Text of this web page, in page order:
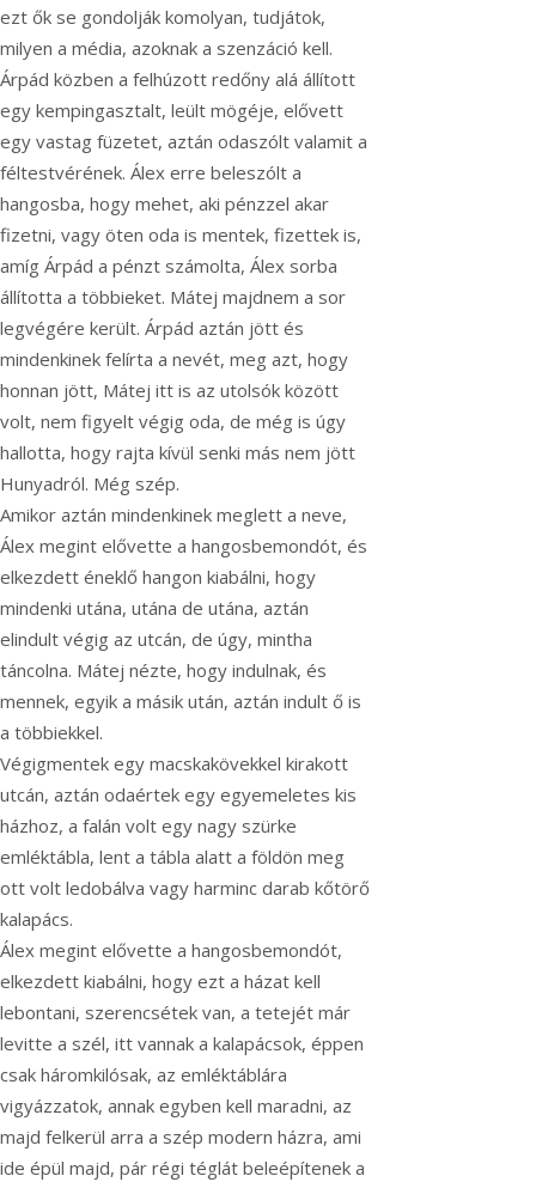
ezt ők se gondolják komolyan, tudjátok,
milyen a média, azoknak a szenzáció kell.
Árpád közben a felhúzott redőny alá állított
egy kempingasztalt, leült mögéje, elővett
egy vastag füzetet, aztán odaszólt valamit a
féltestvérének. Álex erre beleszólt a
hangosba, hogy mehet, aki pénzzel akar
fizetni, vagy öten oda is mentek, fizettek is,
amíg Árpád a pénzt számolta, Álex sorba
állította a többieket. Mátej majdnem a sor
legvégére került. Árpád aztán jött és
mindenkinek felírta a nevét, meg azt, hogy
honnan jött, Mátej itt is az utolsók között
volt, nem figyelt végig oda, de még is úgy
hallotta, hogy rajta kívül senki más nem jött
Hunyadról. Még szép.
Amikor aztán mindenkinek meglett a neve,
Álex megint elővette a hangosbemondót, és
elkezdett éneklő hangon kiabálni, hogy
mindenki utána, utána de utána, aztán
elindult végig az utcán, de úgy, mintha
táncolna. Mátej nézte, hogy indulnak, és
mennek, egyik a másik után, aztán indult ő is
a többiekkel.
Végigmentek egy macskakövekkel kirakott
utcán, aztán odaértek egy egyemeletes kis
házhoz, a falán volt egy nagy szürke
emléktábla, lent a tábla alatt a földön meg
ott volt ledobálva vagy harminc darab kőtörő
kalapács.
Álex megint elővette a hangosbemondót,
elkezdett kiabálni, hogy ezt a házat kell
lebontani, szerencsétek van, a tetejét már
levitte a szél, itt vannak a kalapácsok, éppen
csak háromkilósak, az emléktáblára
vigyázzatok, annak egyben kell maradni, az
majd felkerül arra a szép modern házra, ami
ide épül majd, pár régi téglát beleépítenek a